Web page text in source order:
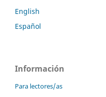
English
Español
Información
Para lectores/as